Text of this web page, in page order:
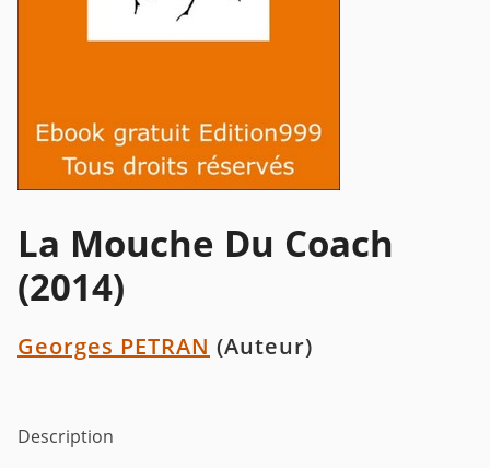
La Mouche Du Coach
(2014)
Georges PETRAN (Auteur)
Description